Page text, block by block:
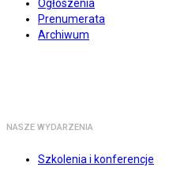
Ogłoszenia
Prenumerata
Archiwum
NASZE WYDARZENIA
Szkolenia i konferencje